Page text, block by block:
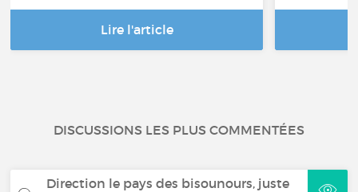
Lire l'article
DISCUSSIONS LES PLUS COMMENTÉES
Direction le pays des bisounours, juste